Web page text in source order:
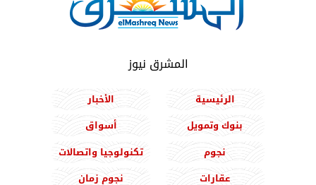
المشرق نيوز
الرئيسية
الأخبار
بنوك وتمويل
أسواق
نجوم
تكنولوجيا واتصالات
عقارات
نجوم زمان